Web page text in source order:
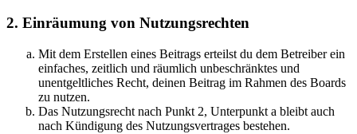
2. Einräumung von Nutzungsrechten
Mit dem Erstellen eines Beitrags erteilst du dem Betreiber ein
einfaches, zeitlich und räumlich unbeschränktes und
unentgeltliches Recht, deinen Beitrag im Rahmen des Boards
zu nutzen.
Das Nutzungsrecht nach Punkt 2, Unterpunkt a bleibt auch
nach Kündigung des Nutzungsvertrages bestehen.